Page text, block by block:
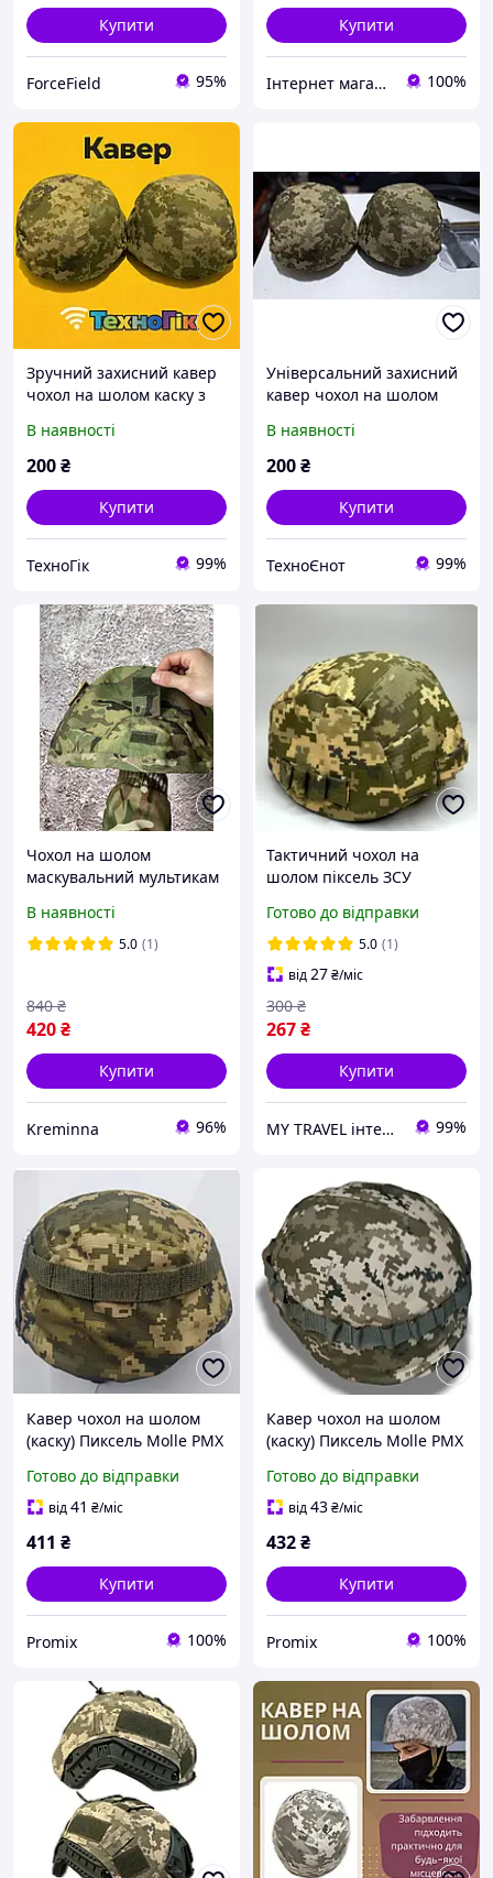
Купити
ForceField 95%
Купити
Інтернет магазин Surprise.in.ua 100%
Зручний захисний кавер
чохол на шолом каску з
універсальний розмір
камуфляжний
В наявності
200₴
Купити
ТехноГік 99%
Універсальний захисний
кавер чохол на шолом
ЗСУ ВСУ універсальний
розмір камуфляжний
В наявності
200₴
Купити
ТехноЄнот 99%
Чохол на шолом
маскувальний мультикам
шолом маскувальний
тактичний
В наявності
5.0 (1)
420₴
840 ₴
Купити
Kreminna 96%
Тактичний чохол на
шолом піксель ЗСУ
каску військовий кавер на
каску піксель мм14
Готово до відправки
5.0 (1)
від27₴/міс
267₴
300 ₴
Купити
MY TRAVEL інтернет-магазин сумок, одягу та аксесуарів 99%
Кавер чохол на шолом
(каску) Пиксель Molle PMX
Готово до відправки
від41 ₴/міс
411 ₴
Купити
Promix 100%
Кавер чохол на шолом
(каску) Пиксель Molle PMX
Готово до відправки
від43₴/міс
432₴
Купити
Promix 100%